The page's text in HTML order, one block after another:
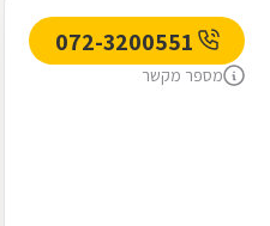
מספר מקשר